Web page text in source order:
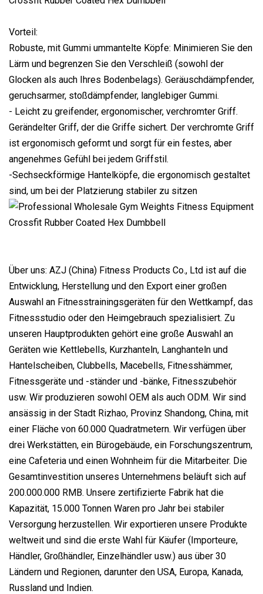
Vorteil:
Robuste, mit Gummi ummantelte Köpfe: Minimieren Sie den
Lärm und begrenzen Sie den Verschleiß (sowohl der
Glocken als auch Ihres Bodenbelags). Geräuschdämpfender,
geruchsarmer, stoßdämpfender, langlebiger Gummi.
- Leicht zu greifender, ergonomischer, verchromter Griff.
Gerändelter Griff, der die Griffe sichert. Der verchromte Griff
ist ergonomisch geformt und sorgt für ein festes, aber
angenehmes Gefühl bei jedem Griffstil.
-Sechseckförmige Hantelköpfe, die ergonomisch gestaltet
sind, um bei der Platzierung stabiler zu sitzen
Über uns: AZJ (China) Fitness Products Co., Ltd ist auf die
Entwicklung, Herstellung und den Export einer großen
Auswahl an Fitnesstrainingsgeräten für den Wettkampf, das
Fitnessstudio oder den Heimgebrauch spezialisiert. Zu
unseren Hauptprodukten gehört eine große Auswahl an
Geräten wie Kettlebells, Kurzhanteln, Langhanteln und
Hantelscheiben, Clubbells, Macebells, Fitnesshämmer,
Fitnessgeräte und -ständer und -bänke, Fitnesszubehör
usw. Wir produzieren sowohl OEM als auch ODM. Wir sind
ansässig in der Stadt Rizhao, Provinz Shandong, China, mit
einer Fläche von 60.000 Quadratmetern. Wir verfügen über
drei Werkstätten, ein Bürogebäude, ein Forschungszentrum,
eine Cafeteria und einen Wohnheim für die Mitarbeiter. Die
Gesamtinvestition unseres Unternehmens beläuft sich auf
200.000.000 RMB. Unsere zertifizierte Fabrik hat die
Kapazität, 15.000 Tonnen Waren pro Jahr bei stabiler
Versorgung herzustellen. Wir exportieren unsere Produkte
weltweit und sind die erste Wahl für Käufer (Importeure,
Händler, Großhändler, Einzelhändler usw.) aus über 30
Ländern und Regionen, darunter den USA, Europa, Kanada,
Russland und Indien.